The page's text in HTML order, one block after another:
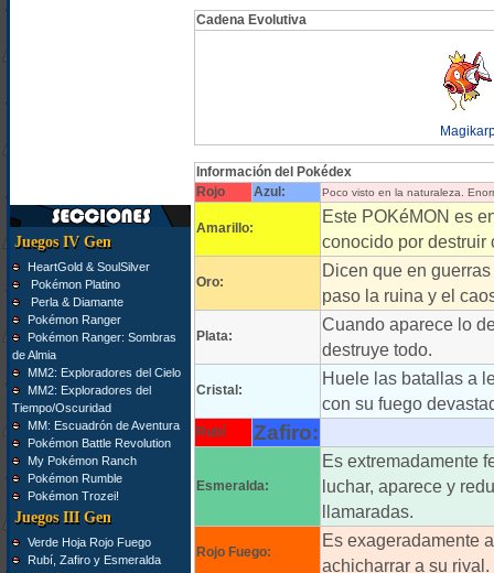
Juegos IV Gen
HeartGold & SoulSilver
Pokémon Platino
Perla & Diamante
Pokémon Ranger
Pokémon Ranger: Sombras
de Almia
MM2: Exploradores del Cielo
MM2: Exploradores del
Tiempo/Oscuridad
MM: Escuadrón de Aventura
Pokémon Battle Revolution
My Pokémon Ranch
Pokémon Rumble
Pokémon Trozei!
Juegos III Gen
Verde Hoja Rojo Fuego
Rubí, Zafiro y Esmeralda
Cadena Evolutiva
Información del Pokédex
Rojo
Azul: Poco visto en la naturaleza.
Amarillo:
Este POKéMON es
conocido por destruir
Oro:
Dicen que en
paso la ruina y el
Plata:
Cuando aparece lo
destruye todo.
Cristal:
Huele las batallas a
con su fuego
Rubí Zafiro:
Esmeralda:
Es extremadamente
luchar, aparece y
llamaradas.
Rojo Fuego:
Es exageradamente
achicharrar a su rival.